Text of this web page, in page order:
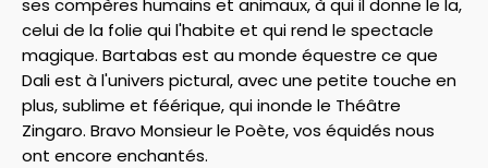
ses compères humains et animaux, à qui il donne le la,
celui de la folie qui l'habite et qui rend le spectacle
magique. Bartabas est au monde équestre ce que
Dali est à l'univers pictural, avec une petite touche en
plus, sublime et féérique, qui inonde le Théâtre
Zingaro. Bravo Monsieur le Poète, vos équidés nous
ont encore enchantés.